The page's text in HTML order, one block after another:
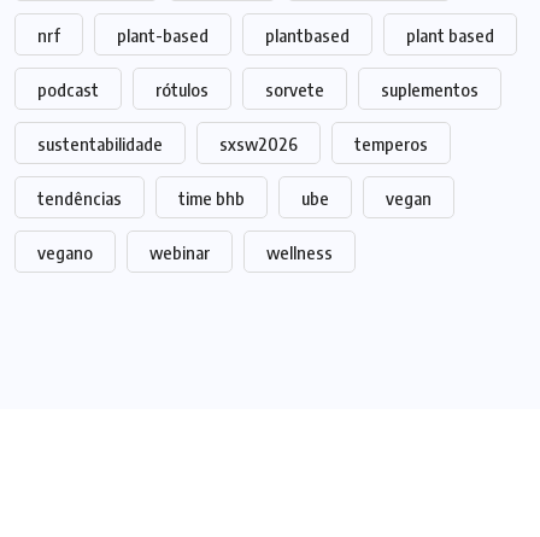
nrf plant-based plantbased plant based
podcast rótulos sorvete suplementos
sustentabilidade sxsw2026 temperos
tendências time bhb ube vegan
vegano webinar wellness